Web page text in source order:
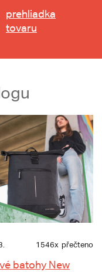
prehliadka
tovaru
1546x přečteno
batohy New